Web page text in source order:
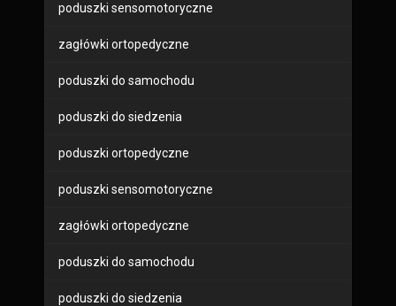
poduszki sensomotoryczne
zagłówki ortopedyczne
poduszki do samochodu
poduszki do siedzenia
poduszki ortopedyczne
poduszki sensomotoryczne
zagłówki ortopedyczne
poduszki do samochodu
poduszki do siedzenia